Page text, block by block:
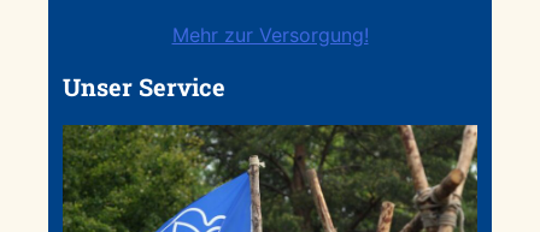
Mehr zur Versorgung!
Unser Service